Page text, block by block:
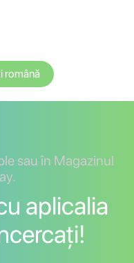
română
sau în Magazinul
aplicalia